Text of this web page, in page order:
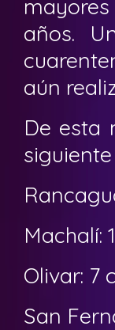
años.
aún
De esta
Machalí:
Olivar: 7
San